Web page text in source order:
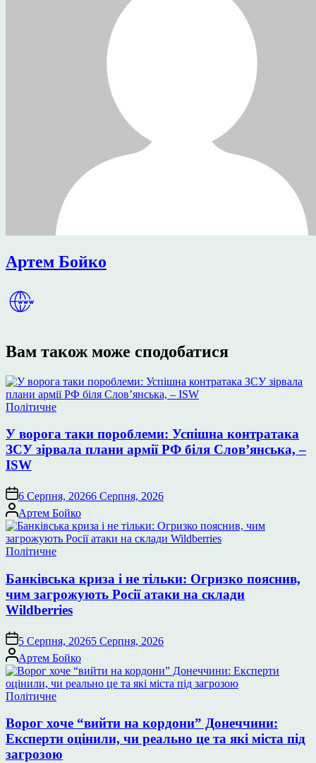
Артем Бойко
Вам також може сподобатися
Опублікувати
Політичне
У ворога таки пороблеми: Успішна контратака
ЗСУ зірвала плани армії РФ біля Слов’янська, –
ISW
6 Серпня, 20266 Серпня, 2026
Опубліковано
Артем Бойко
Опублікувати
Політичне
Банківська криза і не тільки: Огризко пояснив,
чим загрожують Росії атаки на склади
Wildberries
5 Серпня, 20265 Серпня, 2026
Опубліковано
Артем Бойко
Опублікувати
Політичне
Ворог хоче “вийти на кордони” Донеччини:
Експерти оцінили, чи реально це та які міста під
загрозою